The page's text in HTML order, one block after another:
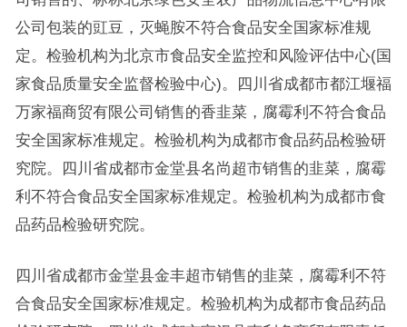
公司包装的豇豆，灭蝇胺不符合食品安全国家标准规
定。检验机构为北京市食品安全监控和风险评估中心(国
家食品质量安全监督检验中心)。四川省成都市都江堰福
万家福商贸有限公司销售的香韭菜，腐霉利不符合食品
安全国家标准规定。检验机构为成都市食品药品检验研
究院。四川省成都市金堂县名尚超市销售的韭菜，腐霉
利不符合食品安全国家标准规定。检验机构为成都市食
品药品检验研究院。
四川省成都市金堂县金丰超市销售的韭菜，腐霉利不符
合食品安全国家标准规定。检验机构为成都市食品药品